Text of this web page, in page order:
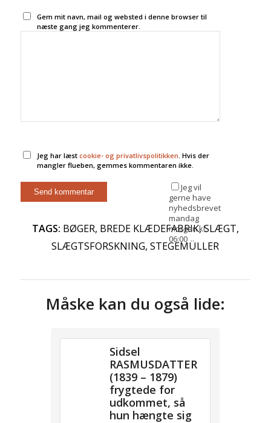
Gem mit navn, mail og websted i denne browser til
næste gang jeg kommenterer.
Jeg har læstcookie- og privatlivspolitikken . Hvis der
mangler flueben, gemmes kommentaren ikke.
Jeg vil
gerne have
nyhedsbrevet
mandag
morgen kl.
06:00
TAGS: BØGER, BREDE KLÆDEFABRIK,SLÆGT,
SLÆGTSFORSKNING,STEGEMÜLLER
Måske kan du også lide:
Sidsel
RASMUSDATTER
(1839 – 1879)
frygtede for
udkommet, så
hun hængte sig